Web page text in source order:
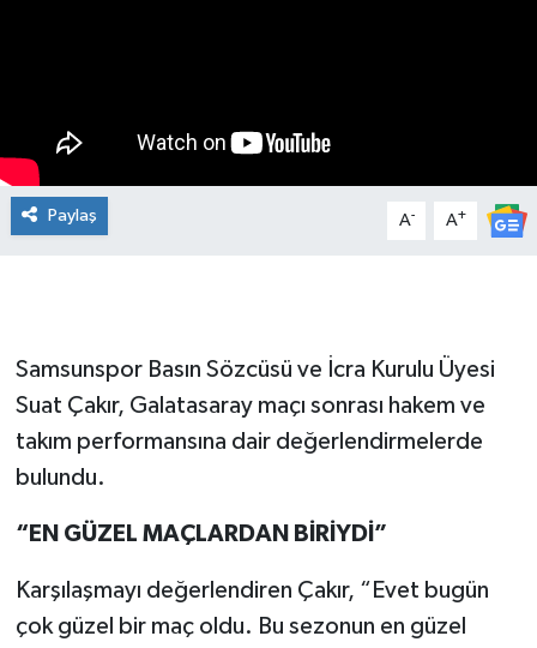
Paylaş A- A+
Samsunspor Basın Sözcüsü ve İcra Kurulu Üyesi
Suat Çakır, Galatasaray maçı sonrası hakem ve
takım performansına dair değerlendirmelerde
bulundu.
“EN GÜZEL MAÇLARDAN BİRİYDİ”
Karşılaşmayı değerlendiren Çakır, “Evet bugün
çok güzel bir maç oldu. Bu sezonun en güzel